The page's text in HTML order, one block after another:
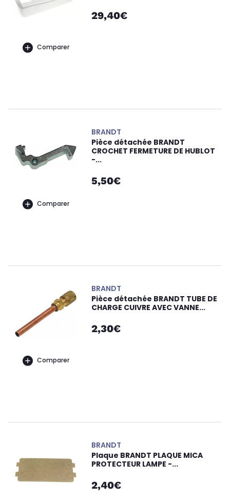
Comparer
29,40€
Comparer
BRANDT
Pièce détachée BRANDT
CROCHET FERMETURE DE HUBLOT
-...
5,50€
Comparer
BRANDT
Pièce détachée BRANDT TUBE DE
CHARGE CUIVRE AVEC VANNE...
2,30€
BRANDT
Plaque BRANDT PLAQUE MICA
PROTECTEUR LAMPE -...
2,40€